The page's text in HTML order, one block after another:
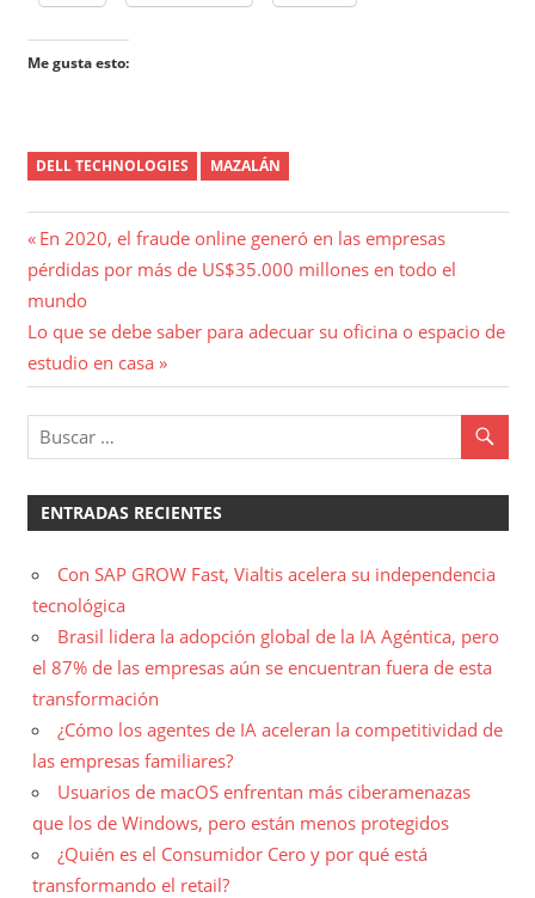
Me gusta esto:
DELL TECHNOLOGIES MAZALÁN
Navegación
de
entradas
Entrada
anterior:
En 2020, el fraude online generó en las empresas
pérdidas por más de US$35.000 millones en todo el
mundo
Entrada
siguiente:
Lo que se debe saber para adecuar su oficina o espacio de
estudio en casa
ENTRADAS RECIENTES
Con SAP GROW Fast, Vialtis acelera su independencia
tecnológica
Brasil lidera la adopción global de la IA Agéntica, pero
el 87% de las empresas aún se encuentran fuera de esta
transformación
¿Cómo los agentes de IA aceleran la competitividad de
las empresas familiares?
Usuarios de macOS enfrentan más ciberamenazas
que los de Windows, pero están menos protegidos
¿Quién es el Consumidor Cero y por qué está
transformando el retail?